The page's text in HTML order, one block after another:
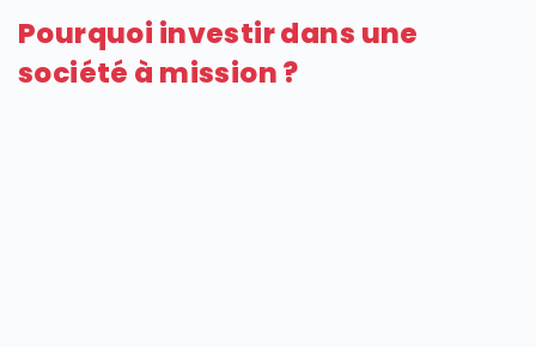
Pourquoi investir dans une
société à mission ?